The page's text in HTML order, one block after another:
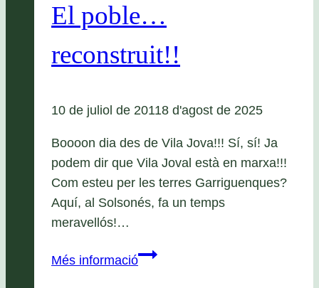
El poble…
reconstruit!!
10 de juliol de 20118 d'agost de 2025
B oooon dia des de Vila Jova!!! Sí, sí! Ja
podem dir que Vila Joval està en marxa!!!
Com esteu per les terres Garriguenques?
Aquí, al Solsonés, fa un temps
meravellós!…
Més informacióEl